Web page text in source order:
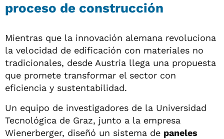
proceso de construcción
Mientras que la innovación alemana revoluciona
la velocidad de edificación con materiales no
tradicionales, desde Austria llega una propuesta
que promete transformar el sector con
eficiencia y sustentabilidad.
Un equipo de investigadores de la Universidad
Tecnológica de Graz, junto a la empresa
Wienerberger, diseñó un sistema de paneles